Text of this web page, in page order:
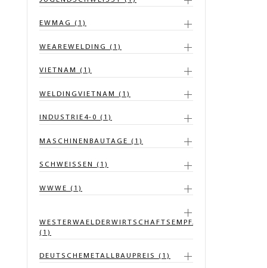
EWMAG (1)
WEAREWELDING (1)
VIETNAM (1)
WELDINGVIETNAM (1)
INDUSTRIE4-0 (1)
MASCHINENBAUTAGE (1)
SCHWEISSEN (1)
WWWE (1)
WESTERWAELDERWIRTSCHAFTSEMPFANG
(1)
DEUTSCHEMETALLBAUPREIS (1)